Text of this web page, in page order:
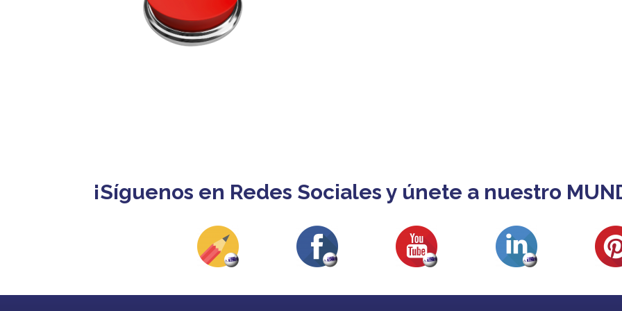
¡Síguenos en Redes Sociales y únete a nuestro